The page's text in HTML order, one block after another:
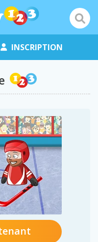
INSCRIPTION